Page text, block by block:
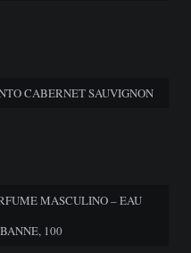
CABERNET SAUVIGNON
MASCULINO – EAU
100